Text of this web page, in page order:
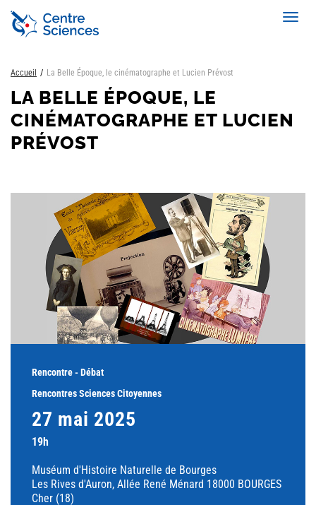
Aller
contenu
Accueil La Belle Époque, le cinématographe et Lucien Prévost
LA BELLE ÉPOQUE, LE
CINÉMATOGRAPHE ET LUCIEN
PRÉVOST
Rencontre - Débat
Rencontres Sciences Citoyennes
27 mai 2025
19h
Muséum d'Histoire Naturelle de Bourges
Les Rives d'Auron, Allée René Ménard 18000 BOURGES
Cher (18)